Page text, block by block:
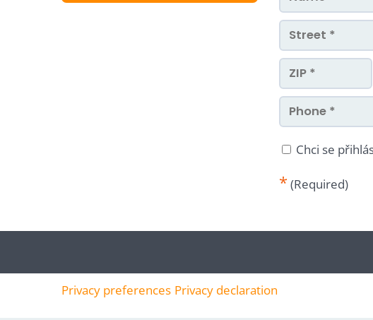
Chci se
* (Required)
Privacy preferences Privacy declaration